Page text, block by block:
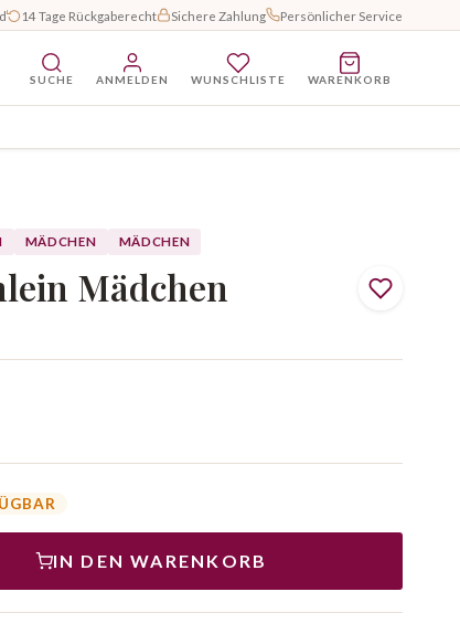
14 Tage Rückgaberecht Sichere Zahlung Persönlicher Service
SUCHE ANMELDEN WUNSCHLISTE WARENKORB
MÄDCHEN MÄDCHEN
Mädchen
IN DEN WARENKORB